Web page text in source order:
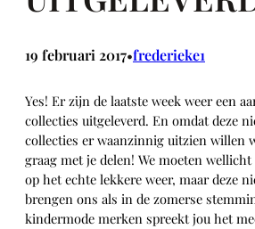
19 februari 2017•frederieke1
Yes! Er zijn de laatste week weer een
collecties uitgeleverd. En omdat deze
collecties er waanzinnig uitzien willen
graag met je delen! We moeten
op het echte lekkere weer, maar deze
brengen ons als in de zomerse
kindermode merken spreekt jou het